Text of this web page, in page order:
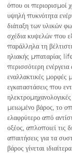
όπου οι περιορισμοί
υψηλή πυκνότητα
διάταξη των υλικών
σχέδια κυψελών που
παράλληλα τη
ηλιακής μπαταρίας
περισσότερη
εναλλακτικές μορφές
εγκαταστάσεις που
μειωμένο βάρος, το
ελαφρύτερο από
οξέος, απλοποιεί τις
απαιτήσεις για τα
βάρος γίνεται